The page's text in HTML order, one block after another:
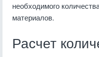
необходимого
материалов.
Расчет